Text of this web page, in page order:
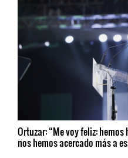
Ortuzar: “Me voy feliz: hemos
nos hemos acercado más a